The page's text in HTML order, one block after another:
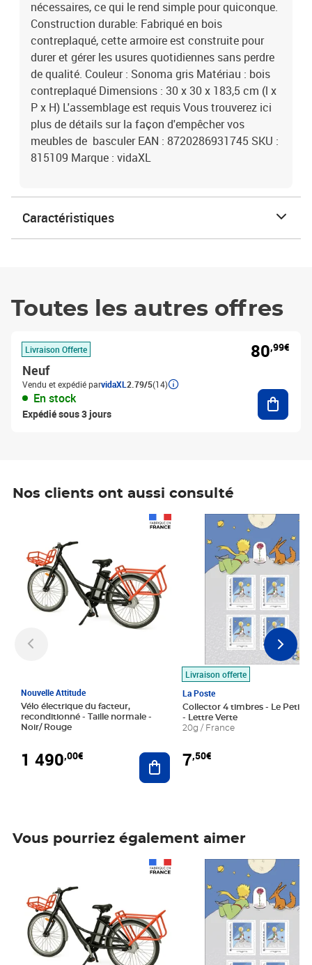
nécessaires, ce qui le rend simple pour quiconque.
Construction durable: Fabriqué en bois
contreplaqué, cette armoire est construite pour
durer et gérer les usures quotidiennes sans perdre
de qualité. Couleur : Sonoma gris Matériau : bois
contreplaqué Dimensions : 30 x 30 x 183,5 cm (l x
P x H) L'assemblage est requis Vous trouverez ici
plus de détails sur la façon d'empêcher vos
meubles de basculer EAN : 8720286931745 SKU :
815109 Marque : vidaXL
Caractéristiques
Toutes les autres offres
Livraison Offerte
Neuf
Vendu et expédié parvidaXL 2.79/5(14)
En stock
Expédié sous 3 jours
80,99€
Nos clients ont aussi consulté
Nouvelle Attitude
Vélo électrique du facteur,
reconditionné - Taille normale -
Noir/ Rouge
1 490,00€ Ajouter au panier
Livraison offerte
La Poste
Collector 4 timbres - Le Petit
- Lettre Verte
20g / France
7,50€
Prix 7,50€
Vous pourriez également aimer
Prix 7,50€